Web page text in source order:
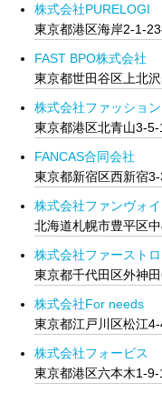
株式会社PURELOGI
東京都港区海岸2-1-
FAST BPO株式会社
東京都世田谷区上北
株式会社ファッショ
東京都港区北青山3-
FANCAS合同会社
東京都新宿区西新宿
株式会社ファンヴォイ
北海道札幌市豊平区
株式会社ファースト
東京都千代田区外神
株式会社For needs
東京都江戸川区松江4-
株式会社フォービス
東京都港区六本木1-